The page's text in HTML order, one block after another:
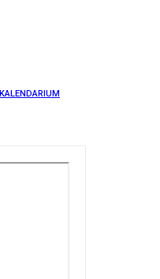
KALENDARIUM